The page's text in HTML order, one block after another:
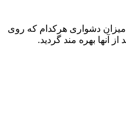
با میزان دشواری هرکدام که روی
آنها بهره مند گردید.